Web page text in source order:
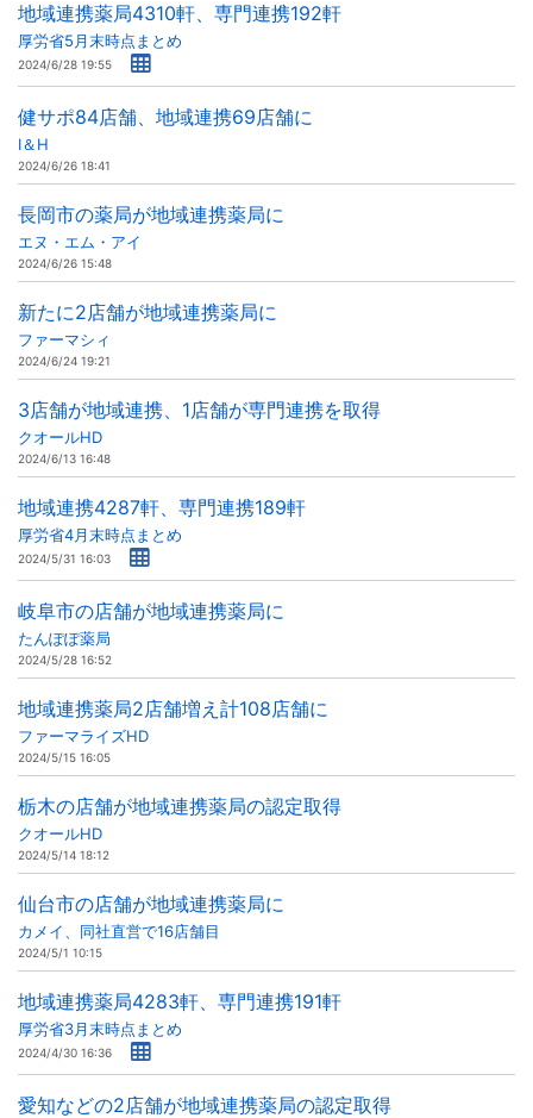
地域連携薬局4310軒、専門連携192軒
厚労省5月末時点まとめ
2024/6/28 19:55
健サポ84店舗、地域連携69店舗に
I＆H
2024/6/26 18:41
長岡市の薬局が地域連携薬局に
エヌ・エム・アイ
2024/6/26 15:48
新たに2店舗が地域連携薬局に
ファーマシィ
2024/6/24 19:21
3店舗が地域連携、1店舗が専門連携を取得
クオールHD
2024/6/13 16:48
地域連携4287軒、専門連携189軒
厚労省4月末時点まとめ
2024/5/31 16:03
岐阜市の店舗が地域連携薬局に
たんぽぽ薬局
2024/5/28 16:52
地域連携薬局2店舗増え計108店舗に
ファーマライズHD
2024/5/15 16:05
栃木の店舗が地域連携薬局の認定取得
クオールHD
2024/5/14 18:12
仙台市の店舗が地域連携薬局に
カメイ、同社直営で16店舗目
2024/5/1 10:15
地域連携薬局4283軒、専門連携191軒
厚労省3月末時点まとめ
2024/4/30 16:36
愛知などの2店舗が地域連携薬局の認定取得